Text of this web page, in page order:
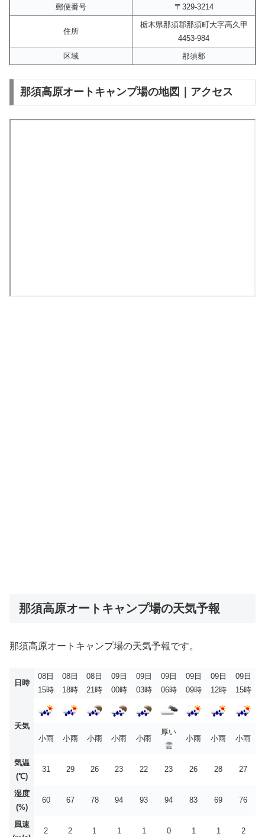
郵便番号
〒329-3214
住所
栃木県那須郡那須町大字高久甲
4453-984
区域
那須郡
那須高原オートキャンプ場の地図｜アクセス
那須高原オートキャンプ場の天気予報
那須高原オートキャンプ場の天気予報です。
日時
08日
15時
08日
18時
08日
21時
09日
00時
09日
03時
09日
06時
09日
09時
09日
12時
09日
15時
天気
小雨
小雨 小雨 小雨 小雨
厚い
雲
小雨 小雨 小雨
気温
(℃)
31 29 26 23 22 23 26 28 27
湿度
(%)
60 67 78 94 93 94 83 69 76
風速
2 2 1 1 1 0 1 1 2